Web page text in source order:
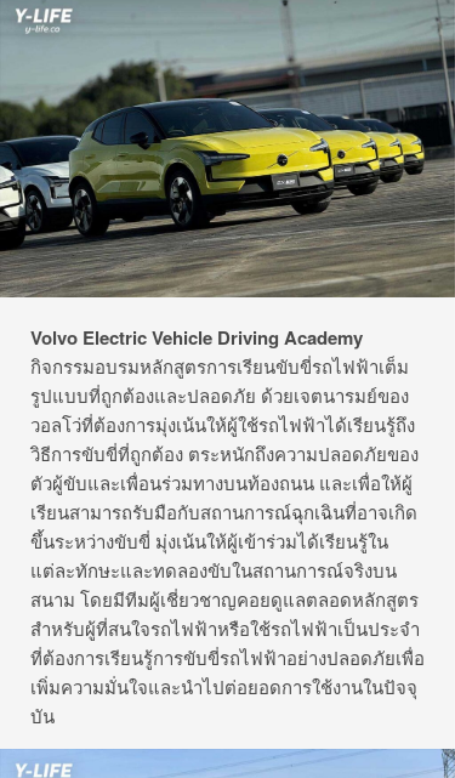
Volvo Electric Vehicle Driving Academy
กิจกรรมอบรมหลักสูตรการเรียนขับขี่รถไฟฟ้าเต็ม
รูปแบบที่ถูกต้องและปลอดภัย ด้วยเจตนารมย์ของ
วอลโว่ที่ต้องการมุ่งเน้นให้ผู้ใช้รถไฟฟ้าได้เรียนรู้ถึง
วิธีการขับขี่ที่ถูกต้อง ตระหนักถึงความปลอดภัยของ
ตัวผู้ขับและเพื่อนร่วมทางบนท้องถนน และเพื่อให้ผู้
เรียนสามารถรับมือกับสถานการณ์ฉุกเฉินที่อาจเกิด
ขึ้นระหว่างขับขี่ มุ่งเน้นให้ผู้เข้าร่วมได้เรียนรู้ใน
แต่ละทักษะและทดลองขับในสถานการณ์จริงบน
สนาม โดยมีทีมผู้เชี่ยวชาญคอยดูแลตลอดหลักสูตร
สำหรับผู้ที่สนใจรถไฟฟ้าหรือใช้รถไฟฟ้าเป็นประจำ
ที่ต้องการเรียนรู้การขับขี่รถไฟฟ้าอย่างปลอดภัยเพื่อ
เพิ่มความมั่นใจและนำไปต่อยอดการใช้งานในปัจจุ
บัน